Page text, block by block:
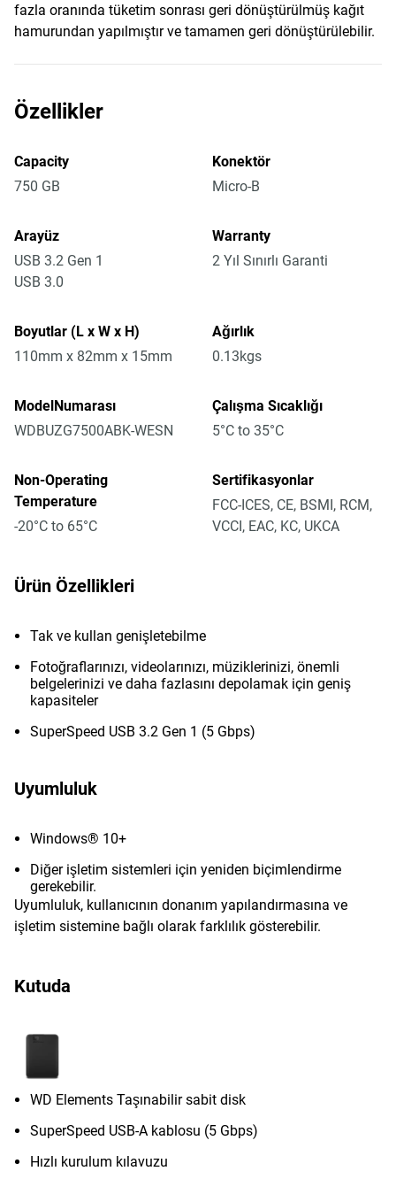
fazla oranında tüketim sonrası geri dönüştürülmüş kağıt
hamurundan yapılmıştır ve tamamen geri dönüştürülebilir.
Özellikler
Capacity
750 GB
Konektör
Micro-B
Arayüz
USB 3.2 Gen 1
USB 3.0
Warranty
2 Yıl Sınırlı Garanti
Boyutlar (L x W x H)
110mm x 82mm x 15mm
Ağırlık
0.13kgs
ModelNumarası
WDBUZG7500ABK-WESN
Çalışma Sıcaklığı
5°C to 35°C
Non-Operating
Temperature
-20°C to 65°C
Sertifikasyonlar
FCC-ICES, CE, BSMI, RCM,
VCCI, EAC, KC, UKCA
Ürün Özellikleri
Tak ve kullan genişletebilme
Fotoğraflarınızı, videolarınızı, müziklerinizi, önemli
belgelerinizi ve daha fazlasını depolamak için geniş
kapasiteler
SuperSpeed USB 3.2 Gen 1 (5 Gbps)
Uyumluluk
Windows® 10+
Diğer işletim sistemleri için yeniden biçimlendirme
gerekebilir.
Uyumluluk, kullanıcının donanım yapılandırmasına ve
işletim sistemine bağlı olarak farklılık gösterebilir.
Kutuda
WD Elements Taşınabilir sabit disk
SuperSpeed USB-A kablosu (5 Gbps)
Hızlı kurulum kılavuzu